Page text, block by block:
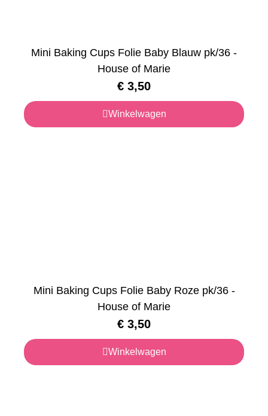
Mini Baking Cups Folie Baby Blauw pk/36 -
House of Marie
€ 3,50
Winkelwagen
Mini Baking Cups Folie Baby Roze pk/36 -
House of Marie
€ 3,50
Winkelwagen